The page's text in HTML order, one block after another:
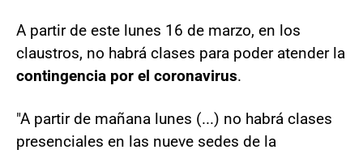
A partir de este lunes 16 de marzo, en los
claustros, no habrá clases para poder atender la
contingencia por el coronavirus.
"A partir de mañana lunes (...) no habrá clases
presenciales en las nueve sedes de la